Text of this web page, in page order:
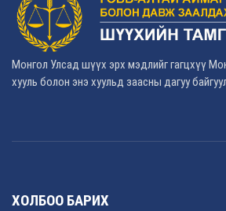
Монгол Улсад шүүх эрх мэдлийг гагцхүү
хууль болон энэ хуульд заасны дагуу
ХОЛБОО БАРИХ